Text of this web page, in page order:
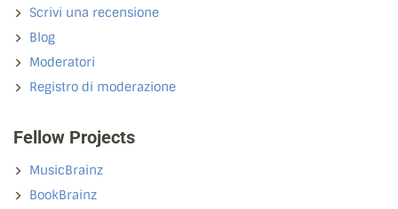
Scrivi una recensione
Blog
Moderatori
Registro di moderazione
Fellow Projects
MusicBrainz
BookBrainz